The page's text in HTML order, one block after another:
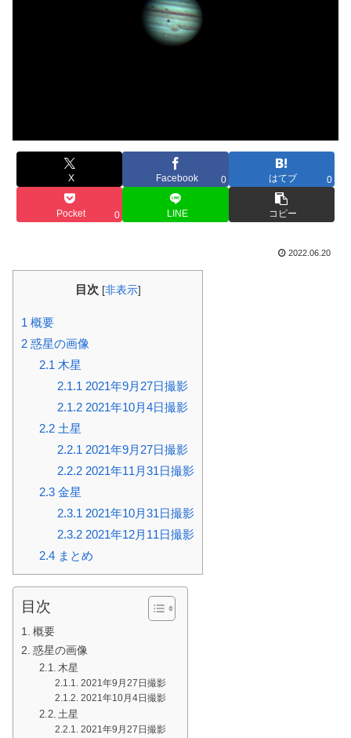
X Facebook 0 はてブ 0
Pocket 0 LINE コピー
2022.06.20
目次 [非表示]
1 概要
2 惑星の画像
2.1 木星
2.1.1 2021年9月27日撮影
2.1.22021年10月4日撮影
2.2土星
2.2.1 2021年9月27日撮影
2.2.22021年11月31日撮影
2.3金星
2.3.1 2021年10月31日撮影
2.3.22021年12月11日撮影
2.4まとめ
目次
概要
惑星の画像
木星
2021年9月27日撮影
2021年10月4日撮影
土星
2021年9月27日撮影